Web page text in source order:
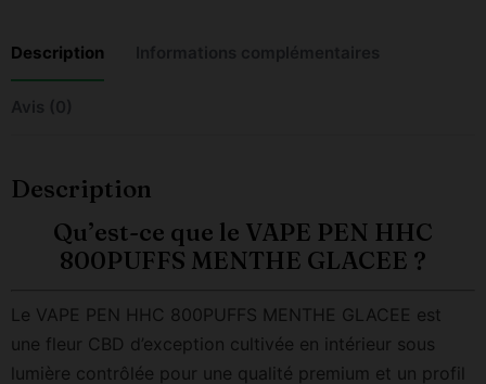
Description
Description
Qu’est-ce que le VAPE PEN HHC
800PUFFS MENTHE GLACEE ?
Le VAPE PEN HHC 800PUFFS MENTHE GLACEE est
une fleur CBD d’exception cultivée en intérieur sous
lumière contrôlée pour une qualité premium et un profil